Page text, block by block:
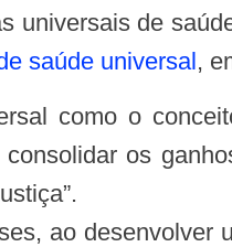
universais de
saúde universal ,
os
ao desenvolver